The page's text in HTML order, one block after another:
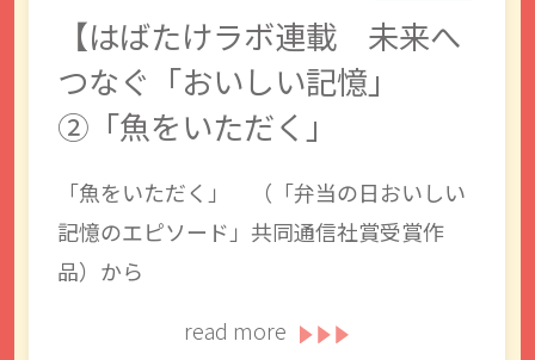
【はばたけラボ連載 未来へ
つなぐ「おいしい記憶」
②「魚をいただく」
「魚をいただく」 （「弁当の日おいしい
記憶のエピソード」共同通信社賞受賞作
品）から
read more